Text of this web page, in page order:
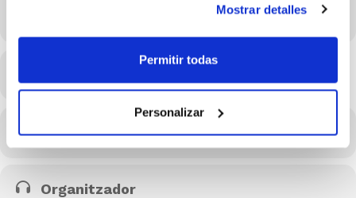
Mostrar detalles
Permitir todas
Personalizar
CALENDARI CALENDARI GOOGLE
Organitzador